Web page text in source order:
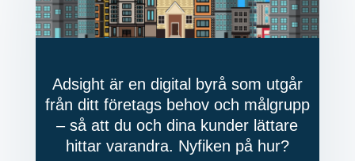
Adsight är en digital byrå som utgår
från ditt företags behov och målgrupp
– så att du och dina kunder lättare
hittar varandra. Nyfiken på hur?